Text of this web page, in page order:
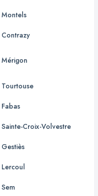
Montels
Contrazy
Mérigon
Tourtouse
Fabas
Sainte-Croix-Volvestre
Gestiès
Lercoul
Sem